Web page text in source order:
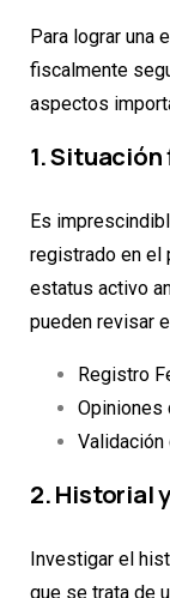
Para lograr una
fiscalmente
aspectos
1.
Es
registrado en el
estatus activo
pueden revisar
Registro
Opiniones
Validación
2. Historial
Investigar el
que se trata de